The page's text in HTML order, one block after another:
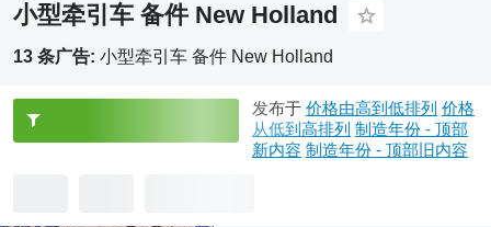
小型牵引车 备件 New Holland
13 条广告: 小型牵引车 备件 New Holland
发布于 价格由高到低排列 价格
从低到高排列 制造年份 - 顶部
新内容 制造年份 - 顶部旧内容